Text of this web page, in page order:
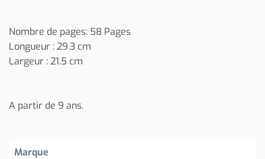
Nombre de pages: 58 Pages
Longueur : 29.3 cm
Largeur : 21.5 cm
A partir de 9 ans.
Marque